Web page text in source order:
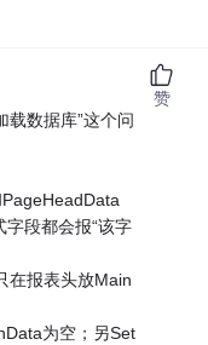
载数据库”这个问
段都会报“该字
在报表头放Main
为空；另Set
赞